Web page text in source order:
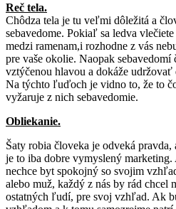
Reč tela.
Chôdza tela je tu veľmi dôležitá a
sebavedome. Pokiaľ sa ledva
medzi ramenam,i rozhodne z vás
pre vaše okolie. Naopak
vztýčenou hlavou a dokáže
Na týchto ľuďoch je vidno to, že to
vyžaruje z nich sebavedomie.
Obliekanie.
Šaty robia človeka je odveká
je to iba dobre vymyslený
nechce byt spokojný so svojim
alebo muž, každý z nás by rád chcel
ostatných ľudí, pre svoj vzhľad. Ak